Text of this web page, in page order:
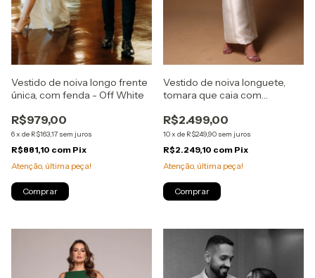
Vestido de noiva longo frente
única, com fenda - Off White
R$979,00
6x de R$163,17 sem juros
R$881,10 com Pix
Atenção, última peça!
Comprar
Vestido de noiva longuete,
tomara que caia com
- Off White
R$2.499,00
10x de R$249,90 sem juros
R$2.249,10 com Pix
Atenção, última peça!
Comprar